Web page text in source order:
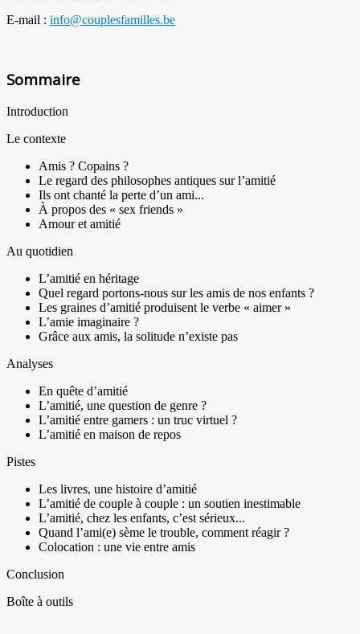
E-mail : info@couplesfamilles.be
Sommaire
Introduction
Le contexte
Amis ? Copains ?
Le regard des philosophes antiques sur l’amitié
Ils ont chanté la perte d’un ami...
À propos des « sex friends »
Amour et amitié
Au quotidien
L’amitié en héritage
Quel regard portons-nous sur les amis de nos enfants ?
Les graines d’amitié produisent le verbe « aimer »
L’amie imaginaire ?
Grâce aux amis, la solitude n’existe pas
Analyses
En quête d’amitié
L’amitié, une question de genre ?
L’amitié entre gamers : un truc virtuel ?
L’amitié en maison de repos
Pistes
Les livres, une histoire d’amitié
L’amitié de couple à couple : un soutien inestimable
L’amitié, chez les enfants, c’est sérieux...
Quand l’ami(e) sème le trouble, comment réagir ?
Colocation : une vie entre amis
Conclusion
Boîte à outils